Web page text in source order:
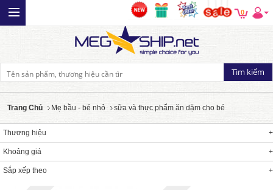
0
Trang Chủ Mẹ bầu - bé nhỏ sữa và thực phẩm ăn dặm cho bé
Thương hiệu
Khoảng giá
Sắp xếp theo